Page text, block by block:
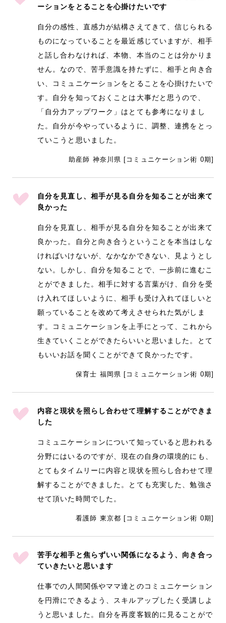
ーションをとることを心掛けたいです
自分の感性、直感力が結構さえてきて、信じられる
ものになっていることを最近感じていますが、相手
と話し合わなければ、本物、本当のことは分かりま
せん。なので、苦手意識を持たずに、相手と向き合
い、コミュニケーションをとることを心掛けたいで
す。自分を知っておくことは大事だと思うので、
「自分力アップワーク」はとても参考になりまし
た。自分が今やっているように、調整、連携をとっ
ていこうと思いました。
助産師 神奈川県 [コミュニケーション術 0期]
自分を見直し、相手が見る自分を知ることが出来て
良かった
自分を見直し、相手が見る自分を知ることが出来て
良かった。自分と向き合うということを本当はしな
ければいけないが、なかなかできない、見ようとし
ない。しかし、自分を知ることで、一歩前に進むこ
とができました。相手に対する言葉がけ、自分を受
け入れてほしいように、相手も受け入れてほしいと
願っていることを改めて考えさせられた気がしま
す。コミュニケーションを上手にとって、これから
生きていくことができたらいいと思いました。とて
もいいお話を聞くことができて良かったです。
保育士 福岡県 [コミュニケーション術 0期]
内容と現状を照らし合わせて理解することができま
した
コミュニケーションについて知っていると思われる
分野にはいるのですが、現在の自身の環境的にも、
とてもタイムリーに内容と現状を照らし合わせて理
解することができました。とても充実した、勉強さ
せて頂いた時間でした。
看護師 東京都 [コミュニケーション術 0期]
苦手な相手と焦らずいい関係になるよう、向き合っ
ていきたいと思います
仕事での人間関係やママ達とのコミュニケーション
を円滑にできるよう、スキルアップしたく受講しよ
うと思いました。自分を再度客観的に見ることがで